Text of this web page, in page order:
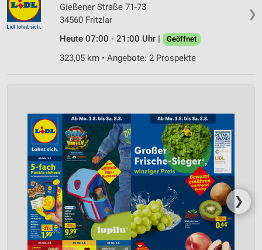
❯
Gießener Straße 71-73
34560 Fritzlar
Heute 07:00 - 21:00 Uhr |
Geöffnet
323,05 km • Angebote: 2 Prospekte
❯